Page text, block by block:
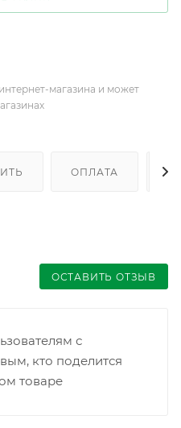
магазина и может
ОПЛАТА
ОСТАВИТЬ ОТЗЫВ
с
кто поделится
товаре